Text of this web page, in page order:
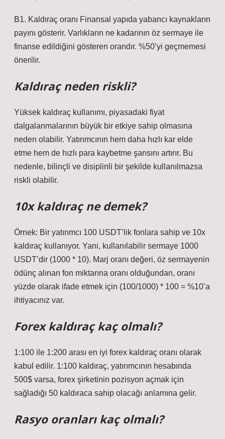
B1. Kaldıraç oranı Finansal yapıda yabancı kaynakların
payını gösterir. Varlıkların ne kadarının öz sermaye ile
finanse edildiğini gösteren orandır. %50’yi geçmemesi
önerilir.
Kaldıraç neden riskli?
Yüksek kaldıraç kullanımı, piyasadaki fiyat
dalgalanmalarının büyük bir etkiye sahip olmasına
neden olabilir. Yatırımcının hem daha hızlı kar elde
etme hem de hızlı para kaybetme şansını artırır. Bu
nedenle, bilinçli ve disiplinli bir şekilde kullanılmazsa
riskli olabilir.
10x kaldıraç ne demek?
Örnek: Bir yatırımcı 100 USDT’lik fonlara sahip ve 10x
kaldıraç kullanıyor. Yani, kullanılabilir sermaye 1000
USDT’dir (1000 * 10). Marj oranı değeri, öz sermayenin
ödünç alınan fon miktarına oranı olduğundan, oranı
yüzde olarak ifade etmek için (100/1000) * 100 = %10’a
ihtiyacınız var.
Forex kaldıraç kaç olmalı?
1:100 ile 1:200 arası en iyi forex kaldıraç oranı olarak
kabul edilir. 1:100 kaldıraç, yatırımcının hesabında
500$ varsa, forex şirketinin pozisyon açmak için
sağladığı 50 kaldıraca sahip olacağı anlamına gelir.
Rasyo oranları kaç olmalı?